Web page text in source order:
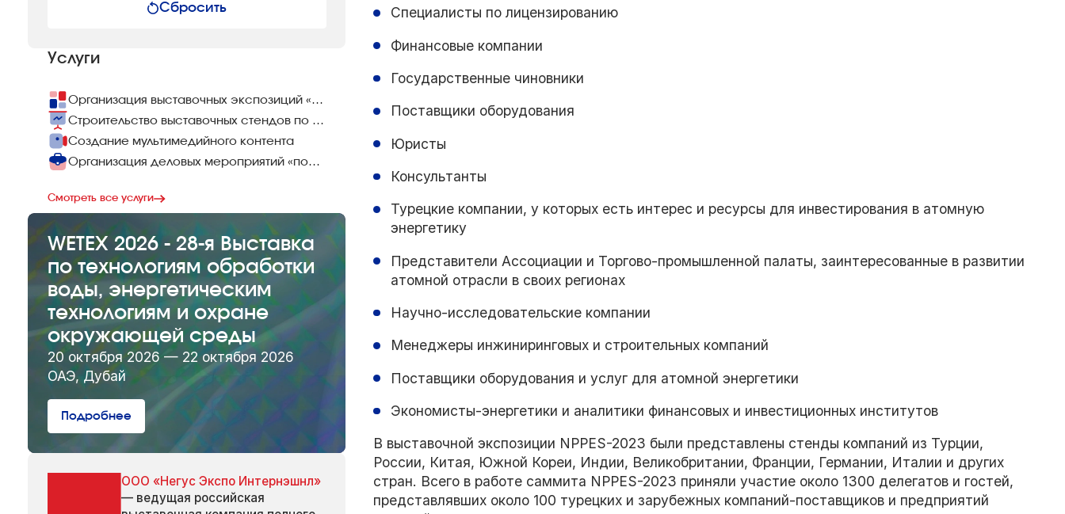
Сбросить
Услуги
Организация выставочных экспозиций «под ключ»
Строительство выставочных стендов по всему миру
Создание мультимедийного контента
Организация деловых мероприятий «под ключ»
Смотреть все услуги
WETEX 2026 - 28-я Выставка
по технологиям обработки
воды, энергетическим
технологиям и охране
окружающей среды
20 октября 2026 — 22 октября 2026
ОАЭ, Дубай
Подробнее
ООО «Негус Экспо Интернэшнл»
— ведущая российская
Специалисты по лицензированию
Финансовые компании
Государственные чиновники
Поставщики оборудования
Юристы
Консультанты
Турецкие компании, у которых есть интерес и ресурсы для инвестирования в атомную
энергетику
Представители Ассоциации и Торгово-промышленной палаты, заинтересованные в развитии
атомной отрасли в своих регионах
Научно-исследовательские компании
Менеджеры инжиниринговых и строительных компаний
Поставщики оборудования и услуг для атомной энергетики
Экономисты-энергетики и аналитики финансовых и инвестиционных институтов
В выставочной экспозиции NPPES-2023 были представлены стенды компаний из Турции,
России, Китая, Южной Кореи, Индии, Великобритании, Франции, Германии, Италии и других
стран. Всего в работе саммита NPPES-2023 приняли участие около 1300 делегатов и гостей,
представлявших около 100 турецких и зарубежных компаний-поставщиков и предприятий